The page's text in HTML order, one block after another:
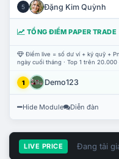
5 Đặng Kim Quỳnh
TỔNG ĐIỂM PAPER TRADE
Điểm live = số dư ví + ký quỹ +
ngày cuối tháng · Top 1 trên 20.000
1 Demo123
Hide Module Diễn đàn
LIVE PRICE Đang tải